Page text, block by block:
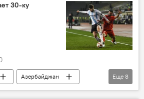
30-ку
Азербайджан
таблица
Футбол
Еще 8